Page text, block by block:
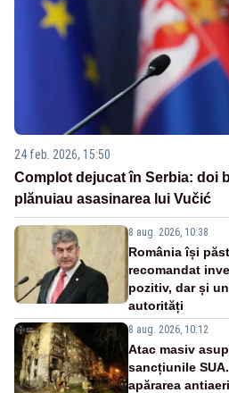
24 feb. 2026, 15:50
Complot dejucat în Serbia: doi
plănuiau asasinarea lui Vučić
8 aug. 2026, 10:38
România își
recomandat
pozitiv, dar și
autorități
8 aug. 2026, 10:12
Atac masiv
sancțiunile
apărarea